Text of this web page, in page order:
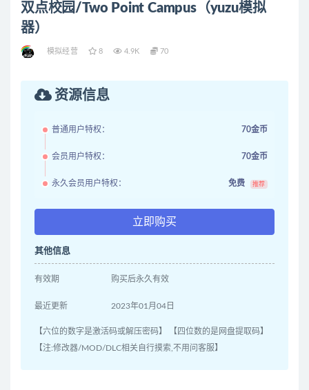
双点校园/Two Point Campus（yuzu模拟
器）
模拟经营 8 4.9K 70
资源信息
普通用户特权： 70金币
会员用户特权： 70金币
永久会员用户特权： 免费 推荐
立即购买
其他信息
有效期 购买后永久有效
最近更新 2023年01月04日
【六位的数字是激活码或解压密码】 【四位数的是网盘提取码】
【注:修改器/MOD/DLC相关自行摸索,不用问客服】